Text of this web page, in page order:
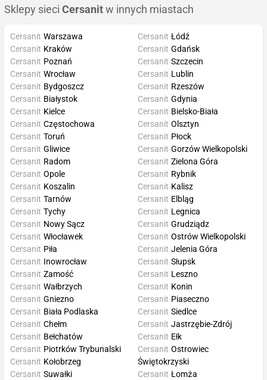
Sklepy sieci Cersanit w innych miastach
Cersanit Warszawa
Cersanit Kraków
Cersanit Poznań
Cersanit Wrocław
Cersanit Łódź
Cersanit Gdańsk
Cersanit Szczecin
Cersanit Lublin
Cersanit Bydgoszcz
Cersanit Białystok
Cersanit Kielce
Cersanit Częstochowa
Cersanit Rzeszów
Cersanit Gdynia
Cersanit Bielsko-Biała
Cersanit Olsztyn
Cersanit Toruń
Cersanit Gliwice
Cersanit Radom
Cersanit Opole
Cersanit Płock
Cersanit Gorzów Wielkopolski
Cersanit Zielona Góra
Cersanit Rybnik
Cersanit Koszalin
Cersanit Tarnów
Cersanit Tychy
Cersanit Nowy Sącz
Cersanit Kalisz
Cersanit Elbląg
Cersanit Legnica
Cersanit Grudziądz
Cersanit Włocławek
Cersanit Piła
Cersanit Inowrocław
Cersanit Zamość
Cersanit Ostrów Wielkopolski
Cersanit Jelenia Góra
Cersanit Słupsk
Cersanit Leszno
Cersanit Wałbrzych
Cersanit Gniezno
Cersanit Biała Podlaska
Cersanit Chełm
Cersanit Konin
Cersanit Piaseczno
Cersanit Siedlce
Cersanit Jastrzębie-Zdrój
Cersanit Bełchatów
Cersanit Piotrków Trybunalski
Cersanit Kołobrzeg
Cersanit Suwałki
Cersanit Ełk
Cersanit Ostrowiec
Świętokrzyski
Cersanit Łomża